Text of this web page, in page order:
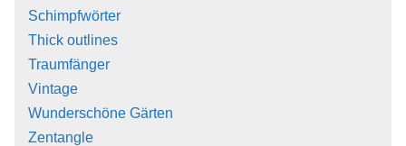
Schimpfwörter
Thick outlines
Traumfänger
Vintage
Wunderschöne Gärten
Zentangle